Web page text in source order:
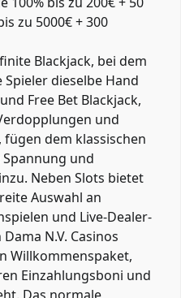
zu 5000€ + 300
Blackjack, bei dem
dieselbe Hand
Free Bet Blackjack,
und
dem klassischen
und
Neben Slots bietet
Auswahl an
und Live-Dealer-
N.V. Casinos
Willkommenspaket,
Einzahlungsboni und